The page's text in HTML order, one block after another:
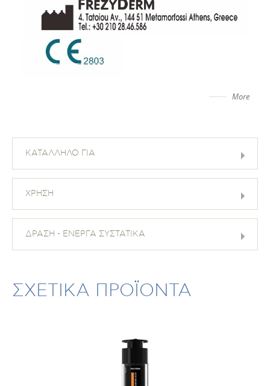
More
ΚΑΤΑΛΛΗΛΟ ΓΙΑ
ΧΡΗΣΗ
ΔΡΑΣΗ - ΕΝΕΡΓΑ ΣΥΣΤΑΤΙΚΑ
ΣΧΕΤΙΚΑ ΠΡΟΪΟΝΤΑ